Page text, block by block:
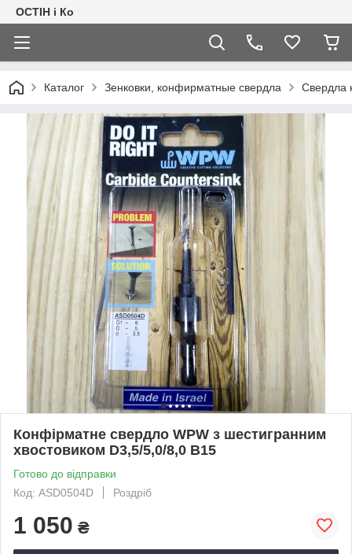
ОСТІН і Ко
Каталог Зенковки, конфирматные свердла Свердла
Конфірматне свердло WPW з шестигранним
хвостовиком D3,5/5,0/8,0 B15
Готово до відправки
Код: ASD0504D
Роздріб
1 050 ₴